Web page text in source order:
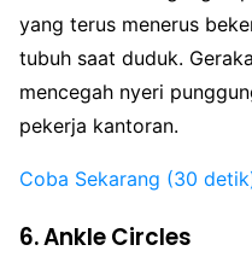
yang terus menerus
tubuh saat duduk.
mencegah nyeri
pekerja kantoran.
Coba Sekarang (30
6. Ankle Circles